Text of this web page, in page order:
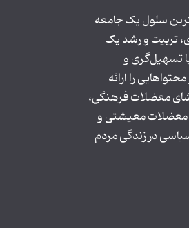
سلول یک جامعه
تربیت و رشد یک
تسهیل‌گری و
را ارائه
معضلات فرهنگی،
معضلات معیشتی و
در زندگی مردم